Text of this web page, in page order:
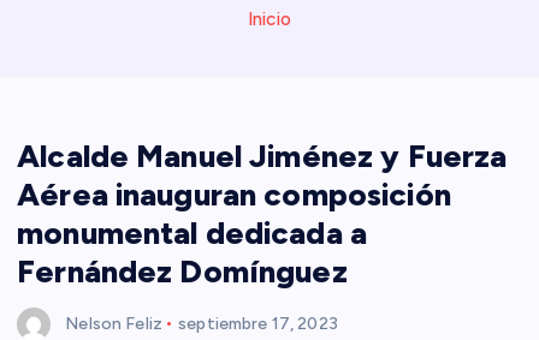
Inicio
Alcalde Manuel Jiménez y Fuerza
Aérea inauguran composición
monumental dedicada a
Fernández Domínguez
Nelson Feliz septiembre 17, 2023